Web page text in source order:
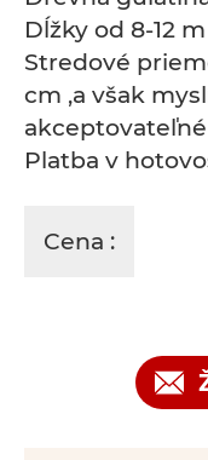
Dĺžky od 8-12 m
Stredové
cm ,a však
akceptovateľné
Platba v
Cena :